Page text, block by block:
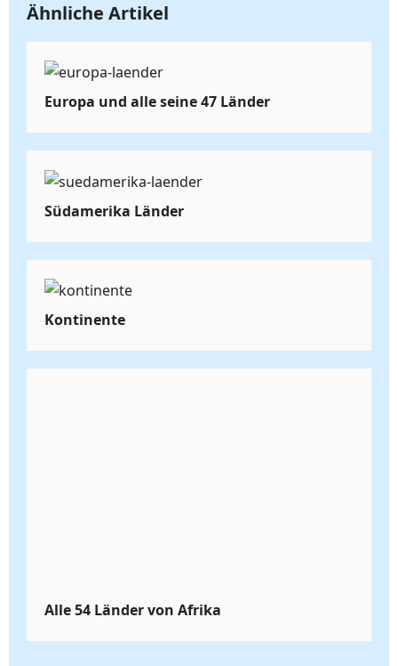
Ähnliche Artikel
Europa und alle seine 47 Länder
Südamerika Länder
Kontinente